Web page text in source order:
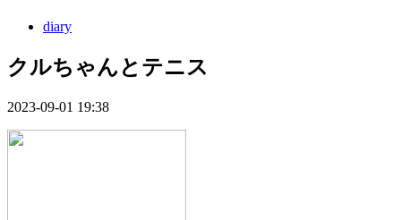
diary
クルちゃんとテニス
2023-09-01 19:38